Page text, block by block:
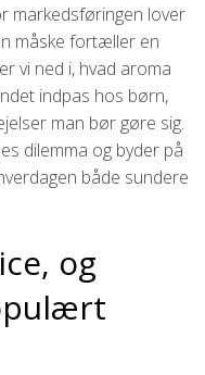
markedsføringen lover
måske fortæller en
vi ned i, hvad aroma
indpas hos børn,
man bør gøre sig.
dilemma og byder på
både sundere
og